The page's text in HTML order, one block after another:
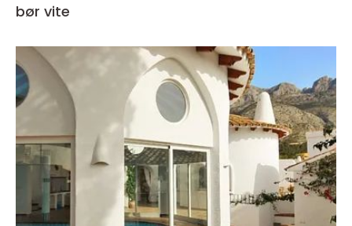
bør vite